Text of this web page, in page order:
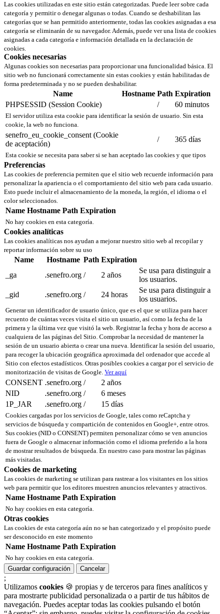
Las cookies utilizadas en este sitio están categorizadas. Puede leer sobre cada
categoría y permitir o denegar algunas o todas. Cuando se deshabilitan las
categorías que se han permitido anteriormente, todas las cookies asignadas a esa
categoría se eliminarán de su navegador. Además, puede ver una lista de cookies
asignadas a cada categoría e información detallada en la declaración de
cookies.
Cookies necesarias
Algunas cookies son necesarias para proporcionar una funcionalidad básica. El
sitio web no funcionará correctamente sin estas cookies y están habilitadas de
forma predeterminada y no se pueden deshabilitar.
Name Hostname Path Expiration
PHPSESSID (Session Cookie)
/ 60 minutos
El servidor utiliza esta cookie para identificar la sesión de usuario. Sin esta
cookie, la web no funciona.
senefro_eu_cookie_consent (Cookie
de aceptación)
/ 365 días
Esta cookie se necesita para saber si se han aceptado las cookies y que tipos
Preferencias
Las cookies de preferencia permiten que el sitio web recuerde información para
personalizar la apariencia o el comportamiento del sitio web para cada usuario.
Esto puede incluir el almacenamiento de la moneda, la región, el idioma o el
color seleccionados.
Name Hostname Path Expiration
No hay cookies en esta categoría.
Cookies analíticas
Las cookies analíticas nos ayudan a mejorar nuestro sitio web al recopilar y
reportar información sobre su uso
Name Hostname Path Expiration
_ga
.senefro.org / 2 años
Se usa para distinguir a
los usuarios.
_gid
.senefro.org / 24 horas
Se usa para distinguir a
los usuarios.
Generar un identificador de usuario único, que es el que se utiliza para hacer
recuento de cuántas veces visita el sitio un usuario, así como la fecha de la
primera y la última vez que visitó la web. Registrar la fecha y hora de acceso a
cualquiera de las páginas del Sitio. Comprobar la necesidad de mantener la
sesión de un usuario abierta o crear una nueva. Identificar la sesión del usuario,
para recoger la ubicación geográfica aproximada del ordenador que accede al
Sitio con efectos estadísticos. Otras posibles cookies a cargar por el servicio de
monitorización de visitas de Google. Ver aquí
CONSENT .senefro.org /
2 años
NID
.senefro.org /
6 meses
1P_JAR
.senefro.org / 15 días
Cookies cargadas por los servicios de Google, tales como reCaptcha y
servicios de búsqueda y compartición de contenidos en Google+, entre otros.
Sus cookies (NID o CONSENT) permiten personalizar cómo se ven anuncios
fuera de Google o almacenar información como el idioma preferido a la hora
de mostrar resultados de búsqueda. En nuestro caso para mostrar las páginas
más visitadas.
Cookies de marketing
Las cookies de marketing se utilizan para rastrear a los visitantes en los sitios
web para permitir que los editores muestren anuncios relevantes y atractivos.
Name Hostname Path Expiration
No hay cookies en esta categoría.
Otras cookies
Las cookies de esta categoría aún no se han categorizado y el propósito puede
ser desconocido en este momento
Name Hostname Path Expiration
No hay cookies en esta categoría.
Guardar configuración
Cancelar
;
Utilizamos cookies 🍪 propias y de terceros para fines analíticos y
para mostrarte publicidad personalizada o a partir de tus hábitos de
navegación. Puedes aceptar todas las cookies pulsando el botón